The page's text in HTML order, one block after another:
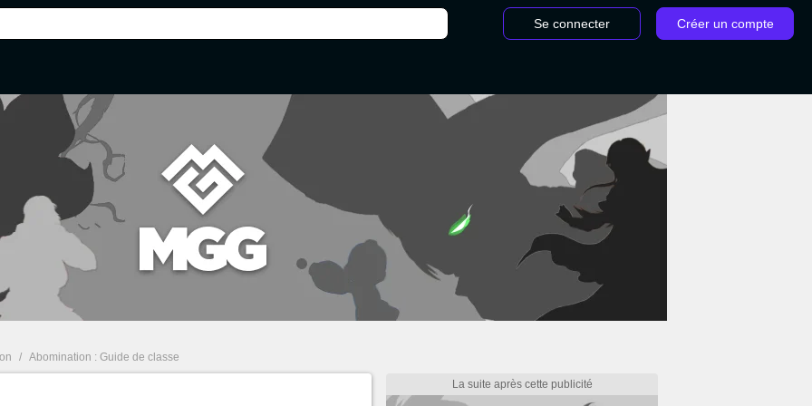
Se connecter Créer un compte
/ Abomination : Guide de classe